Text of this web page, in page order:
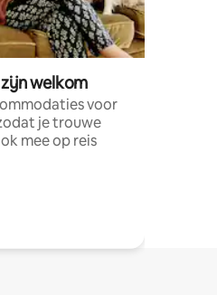
welkom
voor
je trouwe
mee op reis